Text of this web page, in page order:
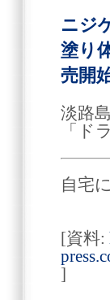
ニジ
塗り
売開
淡路
「ド
自宅
[資料:
]